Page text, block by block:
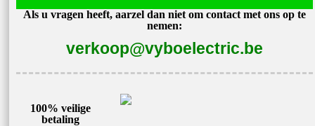
IE3,
3AL132S1-
2
Als u vragen heeft, aarzel dan niet om contact met ons op te
nemen:
verkoop@vyboelectric.be
100% veilige
betaling